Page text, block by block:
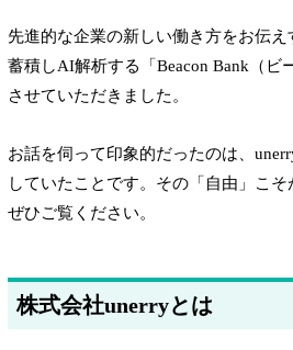
先進的な企業の新しい働き方をお伝
蓄積しAI解析する「Beacon Bank（ビ
させていただきました。
お話を伺って印象的だったのは、
していたことです。その「自由」こ
ぜひご覧ください。
株式会社unerryとは